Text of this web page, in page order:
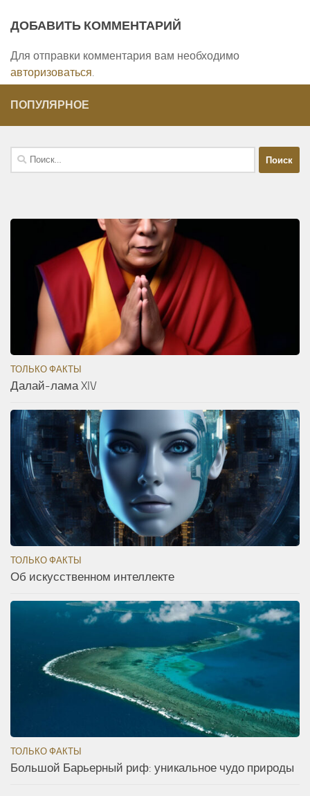
ДОБАВИТЬ КОММЕНТАРИЙ
Для отправки комментария вам необходимо
авторизоваться.
ПОПУЛЯРНОЕ
Найти:
ТОЛЬКО ФАКТЫ
Далай-лама XIV
ТОЛЬКО ФАКТЫ
Об искусственном интеллекте
ТОЛЬКО ФАКТЫ
Большой Барьерный риф: уникальное чудо природы